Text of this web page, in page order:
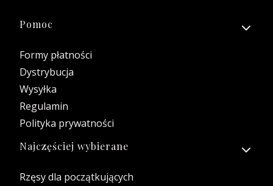
Linki w stopce
Pomoc
Formy płatności
Dystrybucja
Wysyłka
Regulamin
Polityka prywatności
Najczęściej wybierane
Rzęsy dla początkujących